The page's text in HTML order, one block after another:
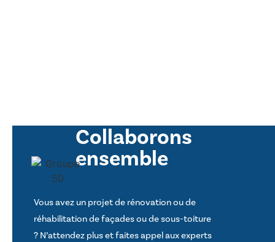
Collaborons
ensemble
Vous avez un projet de rénovation ou de
réhabilitation de façades ou de sous-toiture
? N’attendez plus et faites appel aux experts